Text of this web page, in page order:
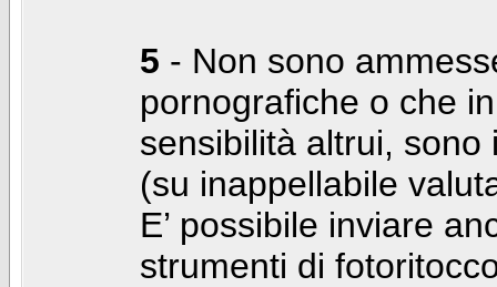
5 - Non sono
pornografiche o che
sensibilità altrui,
(su inappellabile
E’ possibile inviare
strumenti di